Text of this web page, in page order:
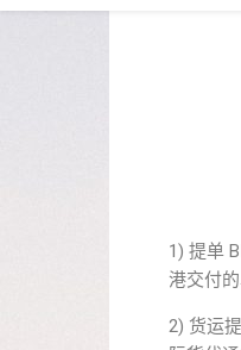
1) 提单
港交付的
2) 货运